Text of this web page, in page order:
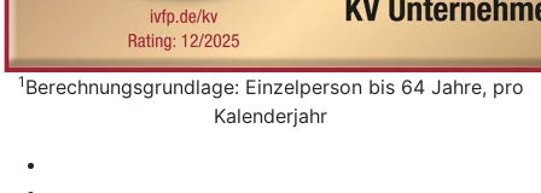
1 Berechnungsgrundlage: Einzelperson bis 64 Jahre, pro
Kalenderjahr